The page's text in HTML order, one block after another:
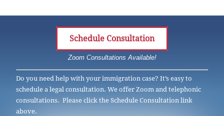
Schedule Consultation
Zoom Consultations Available!
Do you need help with your immigration case? It’s easy to
schedule a legal consultation. We offer Zoom and telephonic
consultations. Please click the Schedule Consultation link
above.